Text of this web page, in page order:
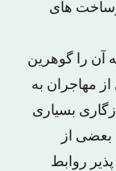
های
آن را گوهرین
مهاجران به
بسیاری
بعضی از
روابط